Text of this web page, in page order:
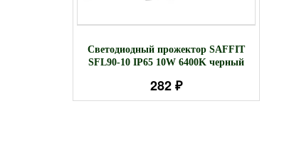
Светодиодный прожектор SAFFIT
SFL90-10 IP65 10W 6400K черный
282 ₽